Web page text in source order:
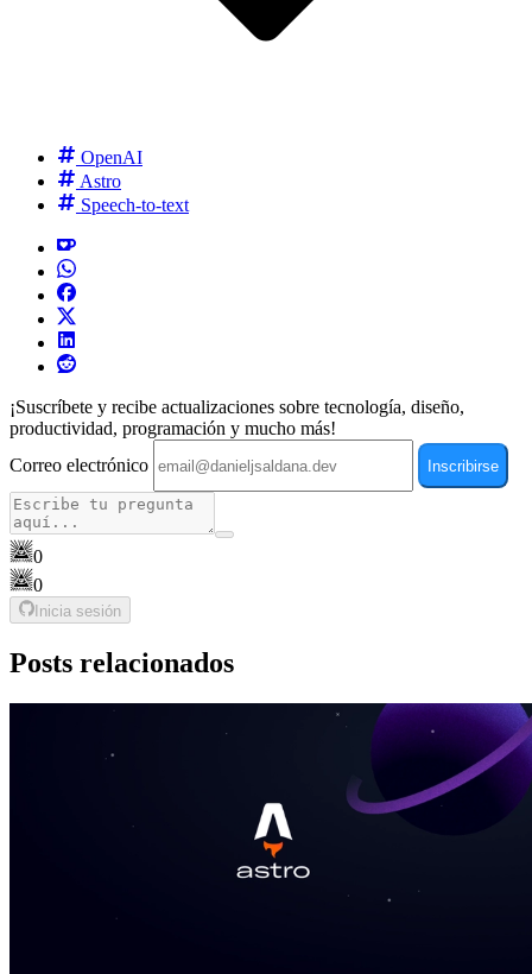
OpenAI
Astro
Speech-to-text
¡Suscríbete y recibe actualizaciones sobre tecnología, diseño,
productividad, programación y mucho más!
Correo electrónico
Inscribirse
0
0
Inicia sesión
Posts relacionados